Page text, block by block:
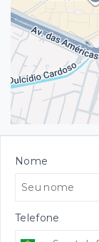
Nome
Telefone